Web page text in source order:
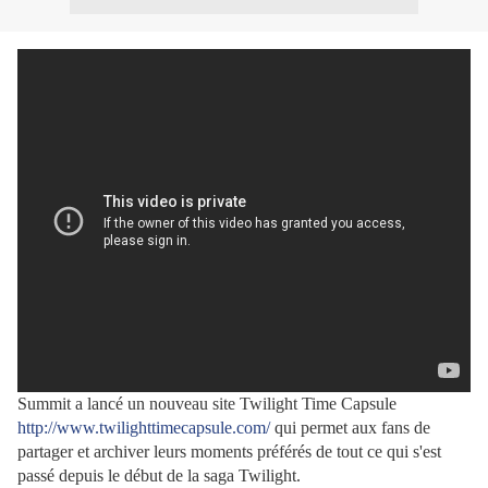
Summit a lancé un nouveau site Twilight Time Capsule
http://www.twilighttimecapsule.com/qui permet aux fans de
partager et archiver leurs moments préférés de tout ce qui s'est
passé depuis le début de la saga Twilight.